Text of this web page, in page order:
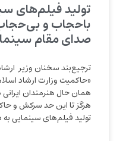
تولید فیلم‌های
باحجاب و
صدای مقام
ترجیع‌بند سخنان وزیر
«حاکمیت وزارت ارشاد
همان حال هنرمندان
هرگز تا این حد سرکش و
تولید فیلم‌های سینمایی